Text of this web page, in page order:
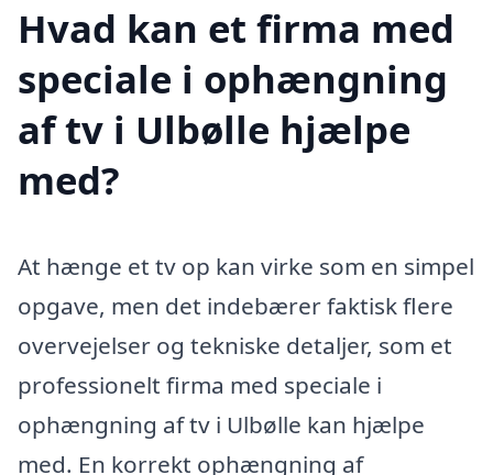
Hvad kan et firma med
speciale i ophængning
af tv i Ulbølle hjælpe
med?
At hænge et tv op kan virke som en simpel
opgave, men det indebærer faktisk flere
overvejelser og tekniske detaljer, som et
professionelt firma med speciale i
ophængning af tv i Ulbølle kan hjælpe
med. En korrekt ophængning af